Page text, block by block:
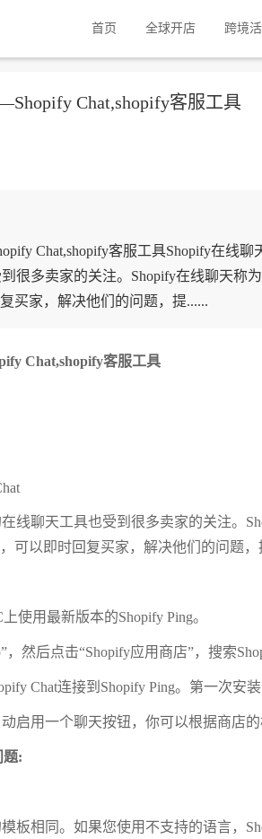
首页 全球开店 跨境
Chat,shopify客服工具
Chat,shopify客服工具Shopify在线聊
很多卖家的关注。Shopify在线聊天称
买家，解决他们的问题，提......
Chat,shopify客服工具
线聊天工具也受到很多卖家的关注。
可以即时回复买家，解决他们的问题，
使用最新版本的Shopify Ping。
然后点击“Shopify应用商店”，搜索
Chat连接到Shopify Ping。第一次安
启用一个聊天按钮，你可以根据商店的
题:
板相同。如果您使用不支持的语言，